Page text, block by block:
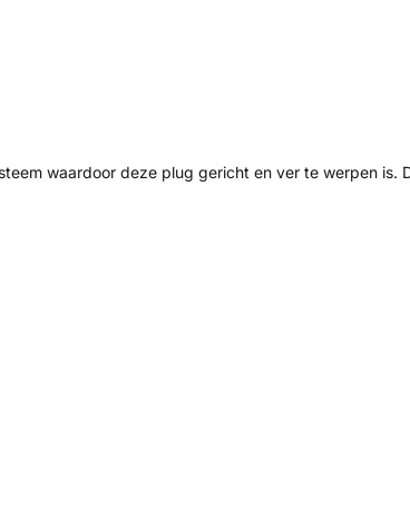
waardoor deze plug gericht en ver te werpen is.